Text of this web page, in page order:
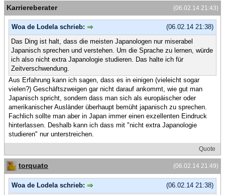
(06.02.14 21:43)
Karriereberater
(06.02.14 21:38)
Woa de Lodela schrieb:
Das Ding ist halt, dass die meisten Japanologen nur miserabel
Japanisch sprechen und verstehen. Um die Sprache zu lernen, würde
ich also nicht extra Japanologie studieren. Das halte ich für
Zeitverschwendung.
Aus Erfahrung kann ich sagen, dass es in einigen (vieleicht sogar
vielen?) Geschäftszweigen gar nicht darauf ankommt, wie gut man
Japanisch spricht, sondern dass man sich als europäischer oder
amerikanischer Ausländer überhaupt bemüht japanisch zu sprechen.
Fachlich sollte man aber in Japan immer einen exzellenten Eindruck
hinterlassen. Deshalb kann ich dass mit "nicht extra Japanologie
studieren" nur unterstreichen.
Quote
(06.02.14 21:49)
torquato
(06.02.14 21:38)
Woa de Lodela schrieb: